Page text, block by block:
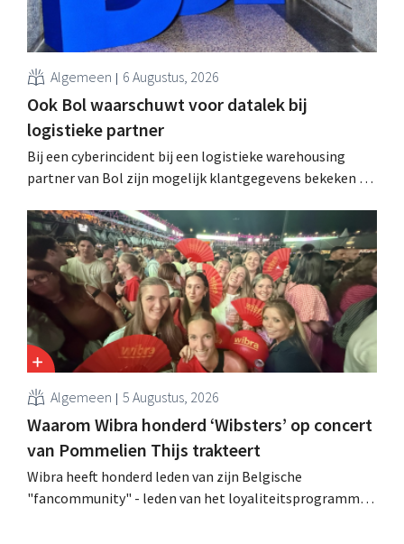
Algemeen 6 Augustus, 2026
Ook Bol waarschuwt voor datalek bij
logistieke partner
Bij een cyberincident bij een logistieke warehousing
partner van Bol zijn mogelijk klantgegevens bekeken of
waarvoor de Bijenkorf ook al waarschuwde.
Algemeen 5 Augustus, 2026
Waarom Wibra honderd ‘Wibsters’ op concert
van Pommelien Thijs trakteert
Wibra heeft honderd leden van zijn Belgische
"fancommunity" - leden van het loyaliteitsprogramma -